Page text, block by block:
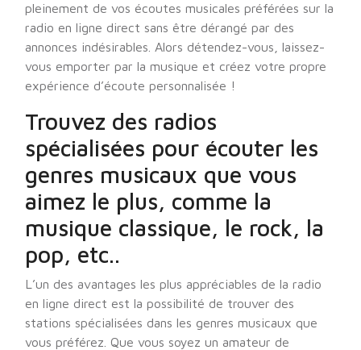
pleinement de vos écoutes musicales préférées sur la
radio en ligne direct sans être dérangé par des
annonces indésirables. Alors détendez-vous, laissez-
vous emporter par la musique et créez votre propre
expérience d’écoute personnalisée !
Trouvez des radios
spécialisées pour écouter les
genres musicaux que vous
aimez le plus, comme la
musique classique, le rock, la
pop, etc..
L’un des avantages les plus appréciables de la radio
en ligne direct est la possibilité de trouver des
stations spécialisées dans les genres musicaux que
vous préférez. Que vous soyez un amateur de